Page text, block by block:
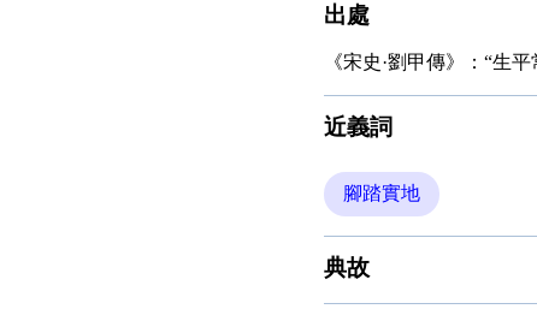
出處
《宋史·劉甲傳》：“生
近義詞
腳踏實地
典故